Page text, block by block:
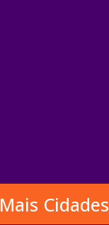
Mais Cidades